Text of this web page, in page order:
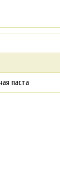
паста